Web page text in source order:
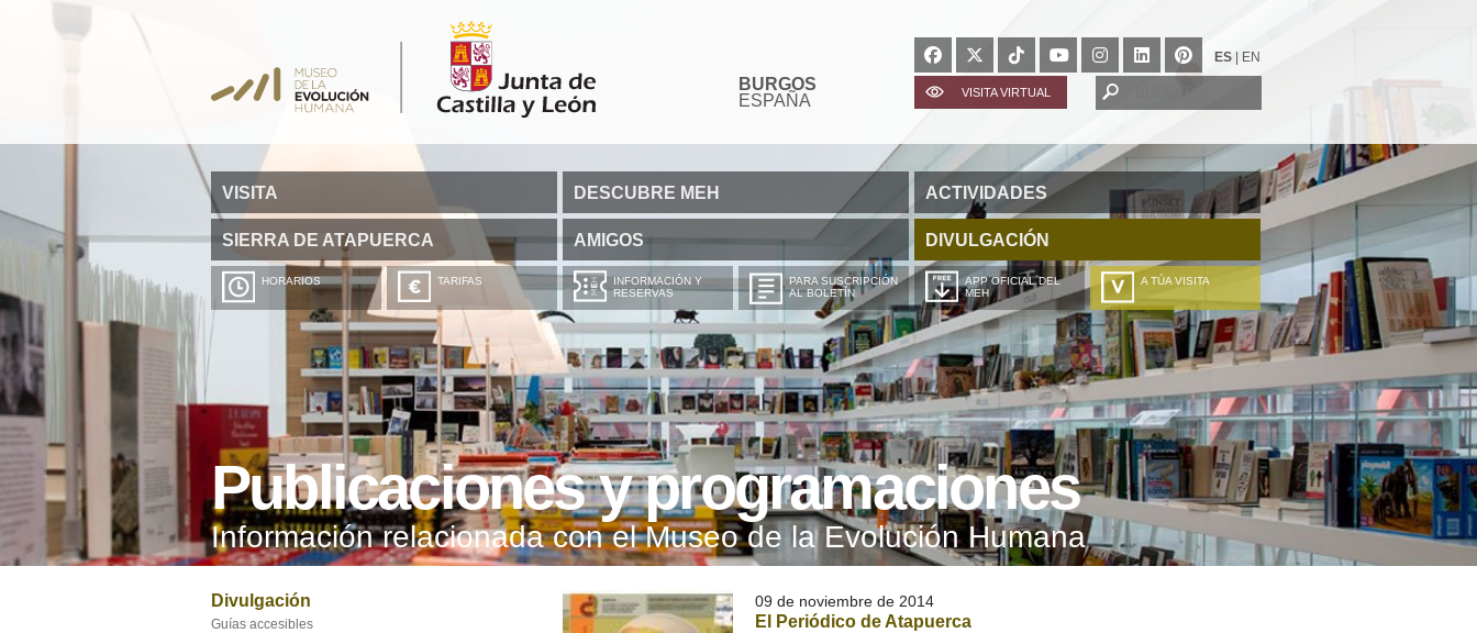
BURGOS
ESPAÑA
ES EN
VISITA VIRTUAL
VISITA DESCUBRE MEH ACTIVIDADES
SIERRA DE ATAPUERCA AMIGOS DIVULGACIÓN
HORARIOS TARIFAS
INFORMACIÓN Y
RESERVAS
PARA SUSCRIPCIÓN
AL BOLETÍN
APP OFICIAL DEL
MEH
A TÚA VISITA
ZURE BISITALDIA
VOTRE VISITE
DEIN BESUCH
LA VOSTRA VISITA
A SUA VISITA
您的訪問
Publicaciones y programaciones
Información relacionada con el Museo de la Evolución Humana
Divulgación
Guías accesibles
09 de noviembre de 2014
El Periódico de Atapuerca